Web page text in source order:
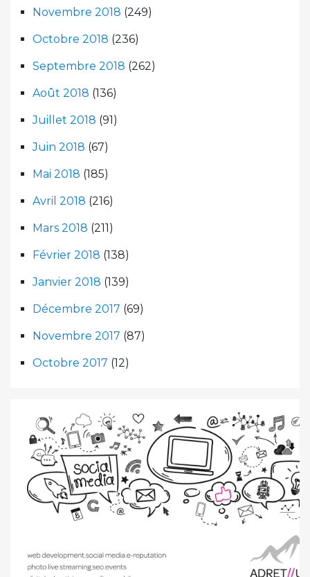
Novembre 2018 (249)
Octobre 2018 (236)
Septembre 2018 (262)
Août 2018 (136)
Juillet 2018 (91)
Juin 2018 (67)
Mai 2018 (185)
Avril 2018 (216)
Mars 2018 (211)
Février 2018 (138)
Janvier 2018 (139)
Décembre 2017 (69)
Novembre 2017 (87)
Octobre 2017 (12)